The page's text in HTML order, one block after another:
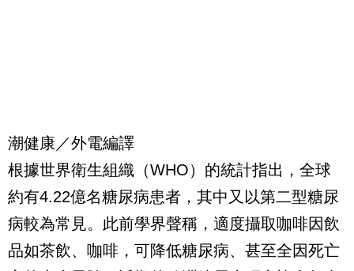
潮健康／外電編譯
根據世界衛生組織（WHO）的統計指出，全球
約有4.22億名糖尿病患者，其中又以第二型糖尿
病較為常見。此前學界聲稱，適度攝取咖啡因飲
品如茶飲、咖啡，可降低糖尿病、甚至全因死亡